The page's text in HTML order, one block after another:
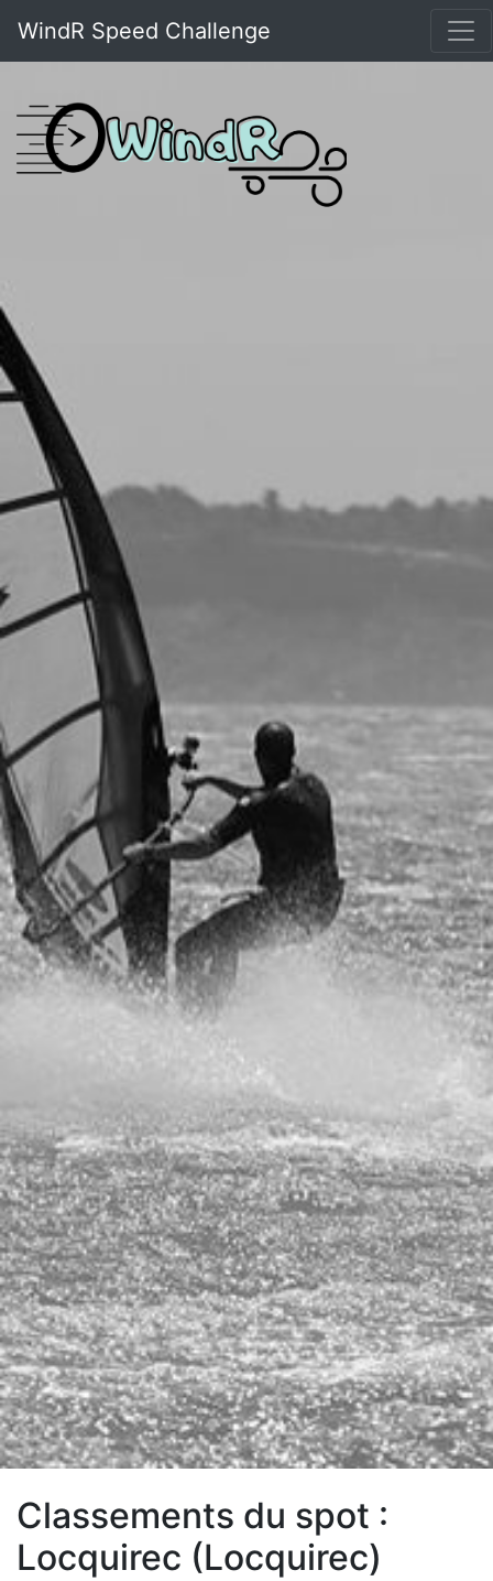
WindR Speed Challenge
Classements du spot :
Locquirec (Locquirec)